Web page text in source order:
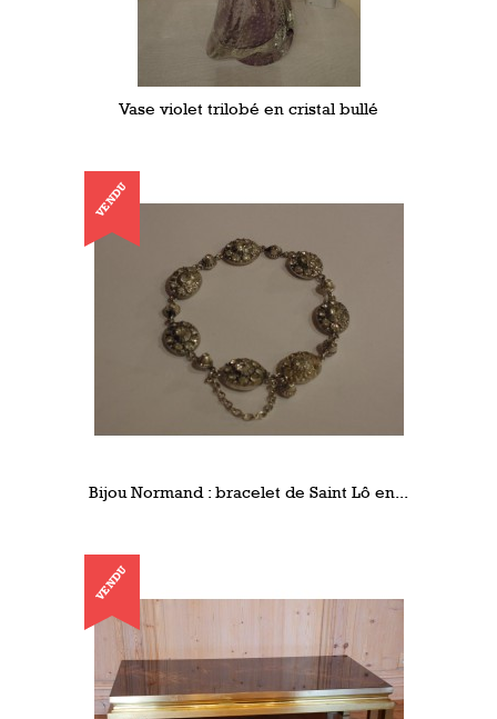
Vase violet trilobé en cristal bullé
VENDU
Bijou Normand : bracelet de Saint Lô en...
VENDU